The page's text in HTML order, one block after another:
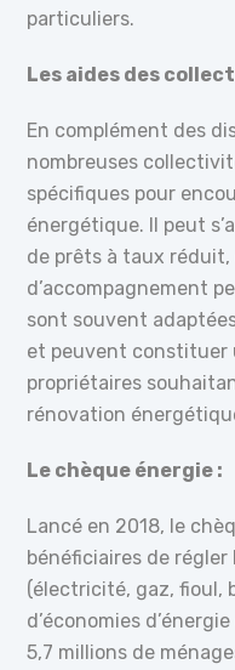
particuliers.
Les aides des
En complément des
nombreuses
spécifiques pour
énergétique. Il peut
de prêts à taux réduit,
d’accompagnement
sont souvent
et peuvent constituer
propriétaires
rénovation
Le chèque énergie :
Lancé en 2018, le
bénéficiaires de
(électricité, gaz, fioul,
d’économies
5,7 millions de